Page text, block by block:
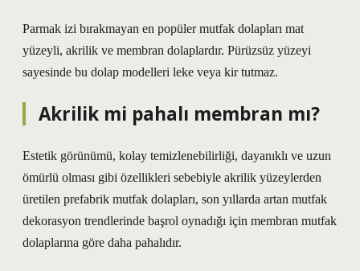
Parmak izi bırakmayan en popüler mutfak dolapları mat
yüzeyli, akrilik ve membran dolaplardır. Pürüzsüz yüzeyi
sayesinde bu dolap modelleri leke veya kir tutmaz.
Akrilik mi pahalı membran mı?
Estetik görünümü, kolay temizlenebilirliği, dayanıklı ve uzun
ömürlü olması gibi özellikleri sebebiyle akrilik yüzeylerden
üretilen prefabrik mutfak dolapları, son yıllarda artan mutfak
dekorasyon trendlerinde başrol oynadığı için membran mutfak
dolaplarına göre daha pahalıdır.